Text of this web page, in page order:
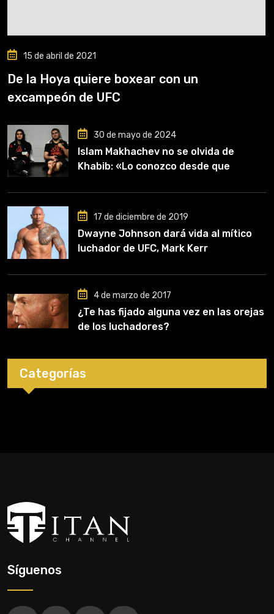
15 de abril de 2021
De la Hoya quiere boxear con un
excampeón de UFC
30 de mayo de 2024
Islam Makhachev no se olvida de
Khabib: «Lo conozco desde que
clave en mi carrera»
17 de diciembre de 2019
Dwayne Johnson dará vida al mítico
luchador de UFC, Mark Kerr
4 de marzo de 2017
¿Te has fijado alguna vez en las orejas
de los luchadores?
Categorías
Síguenos